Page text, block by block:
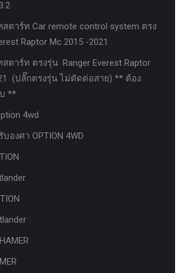
สตาร์ท Car remote control system ตรง
Raptor Mc 2015 -2021
ตาร์ท ตรงรุ่น Ranger Everest Raptor
(ปลั๊กตรงรุ่น ไม่ตัดต่อสาย) ** ต้อง
**
4wd
องศา OPTION 4WD